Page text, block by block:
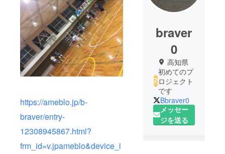
https://ameblo.jp/b-
braver/entry-
12308945867.html?
frm_id=v.jpameblo&device_i
braver
0
高知県
初めてのプ
ロジェクト
です
Bbraver0
メッセー
ジを送る